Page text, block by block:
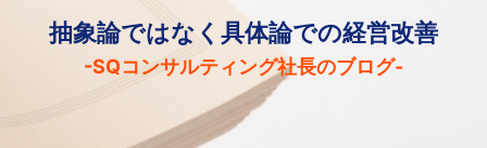
抽象論ではなく具体論での経営改善
-SQコンサルティング社長のブログ-